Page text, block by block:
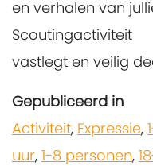
en verhalen van
Scoutingactiviteit
vastlegt en veilig
Gepubliceerd in
Activiteit, Expressie,
uur, 1-8 personen,